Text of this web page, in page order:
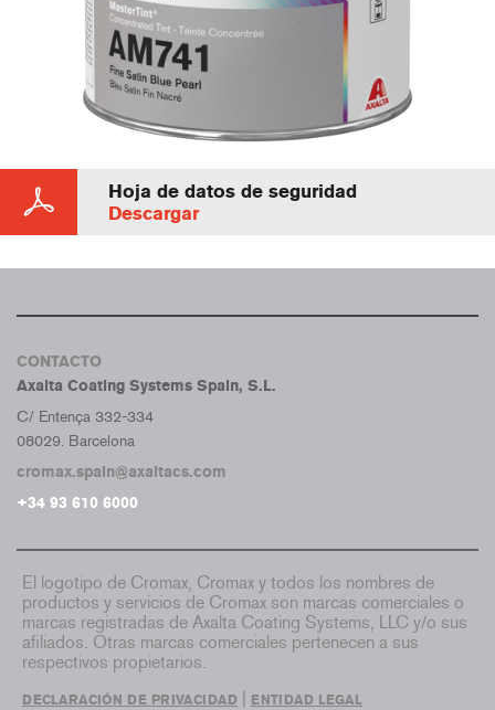
Hoja de datos de seguridad
Descargar
CONTACTO
Axalta Coating Systems Spain, S.L.
C/ Entença 332-334
08029. Barcelona
cromax.spain@axaltacs.com
+34 93 610 6000
El logotipo de Cromax, Cromax y todos los nombres de
productos y servicios de Cromax son marcas comerciales o
marcas registradas de Axalta Coating Systems, LLC y/o sus
afiliados. Otras marcas comerciales pertenecen a sus
respectivos propietarios.
DECLARACIÓN DE PRIVACIDAD ENTIDAD LEGAL